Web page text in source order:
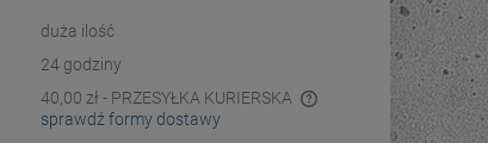
duża ilość
24 godziny
40,00 zł - PRZESYŁKA KURIERSKA
sprawdź formy dostawy